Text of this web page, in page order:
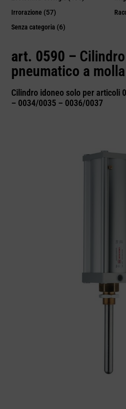
Irrorazione (57)
Senza categoria (6)
art. 0590 – Cilindro
pneumatico a molla
Cilindro idoneo solo per articoli
– 0034/0035 – 0036/0037